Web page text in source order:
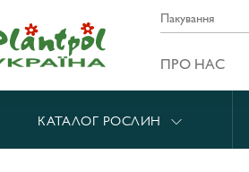
Пакування
ПРО НАС
КАТАЛОГ РОСЛИН